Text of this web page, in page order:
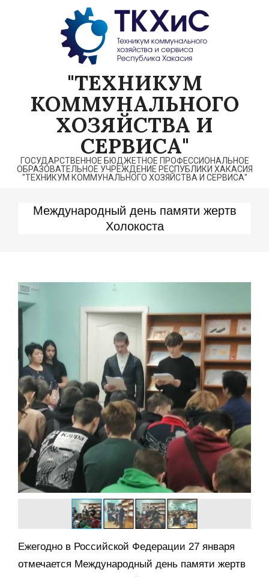
"ТЕХНИКУМ
КОММУНАЛЬНОГО
ХОЗЯЙСТВА И
СЕРВИСА"
ГОСУДАРСТВЕННОЕ БЮДЖЕТНОЕ ПРОФЕССИОНАЛЬНОЕ
ОБРАЗОВАТЕЛЬНОЕ УЧРЕЖДЕНИЕ РЕСПУБЛИКИ ХАКАСИЯ
"ТЕХНИКУМ КОММУНАЛЬНОГО ХОЗЯЙСТВА И СЕРВИСА"
Международный день памяти жертв
Холокоста
Ежегодно в Российской Федерации 27 января
отмечается Международный день памяти жертв